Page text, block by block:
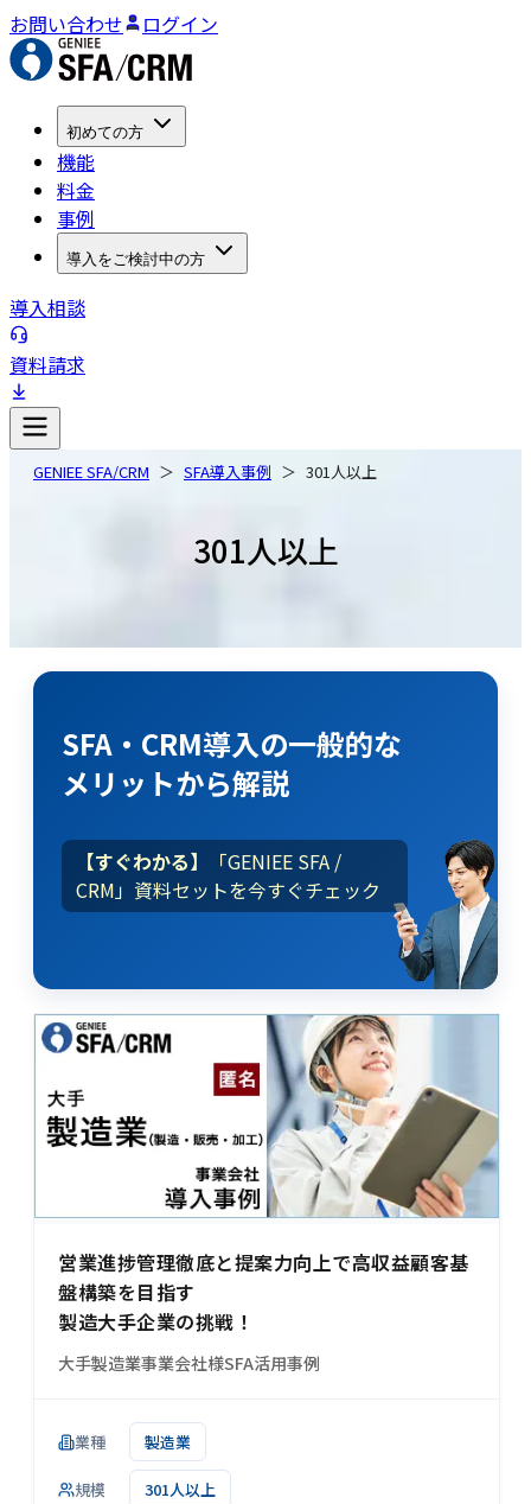
お問い合わせ ログイン
初めての方
機能
料金
事例
導入をご検討中の方
導入相談
資料請求
GENIEE SFA/CRM SFA導入事例 301人以上
301人以上
SFA・CRM導入の一般的な
メリットから解説
【すぐわかる】
「GENIEE SFA /
CRM」資料セットを今すぐチェック
営業進捗管理徹底と提案力向上で高収益顧客基
盤構築を目指す
製造大手企業の挑戦！
大手製造業事業会社様SFA活用事例
業種 製造業
規模 301人以上